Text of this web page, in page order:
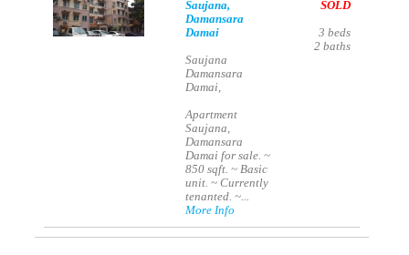
Saujana,
Damansara
Damai
Saujana
Damansara
Damai,
Apartment
Saujana,
Damansara
Damai for sale. ~
850 sqft. ~ Basic
unit. ~ Currently
tenanted. ~...
More Info
SOLD
3 beds
2 baths